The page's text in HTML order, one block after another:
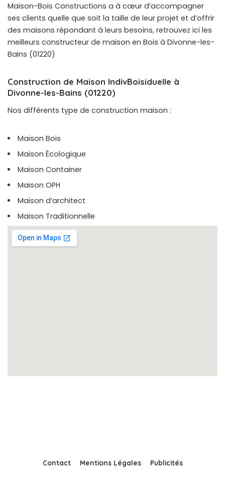
Maison-Bois Constructions a à cœur d’accompagner
ses clients quelle que soit la taille de leur projet et d’offrir
des maisons répondant à leurs besoins, retrouvez ici les
meilleurs constructeur de maison en Bois à Divonne-les-
Bains (01220)
Construction de Maison IndivBoisiduelle à
Divonne-les-Bains (01220)
Nos différents type de construction maison :
Maison Bois
Maison Écologique
Maison Container
Maison OPH
Maison d’architect
Maison Traditionnelle
Contact Mentions Légales Publicités